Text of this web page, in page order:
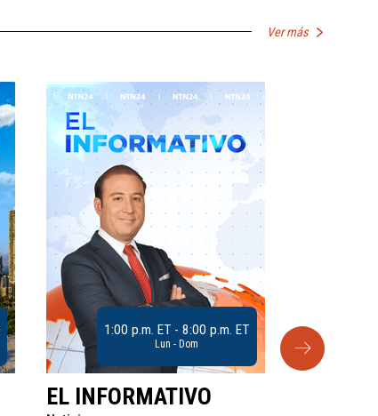
Ver más
1:00 p.m. ET - 8:00 p.m. ET
Lun - Dom
EL INFORMATIVO